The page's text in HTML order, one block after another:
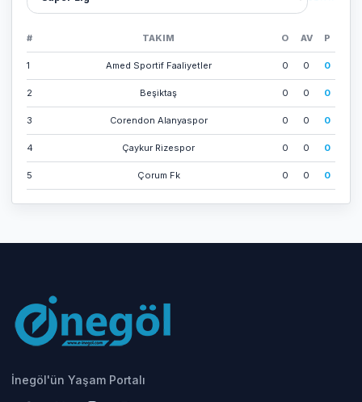
# TAKIM O AV P
1 Amed Sporti̇f Faali̇yetler 0 0 0
2 Beşi̇ktaş 0 0 0
3 Corendon Alanyaspor 0 0 0
4 Çaykur Ri̇zespor 0 0 0
5 Çorum Fk 0 0 0
İnegöl'ün Yaşam Portalı